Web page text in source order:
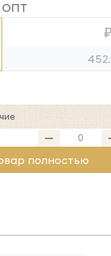
ОПТ
полностью